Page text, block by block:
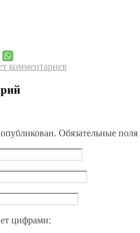
комментариев
Обязательные
цифрами: